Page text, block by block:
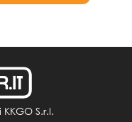
S.r.l.